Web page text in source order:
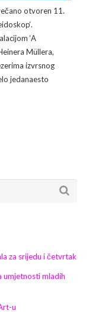
otvoren 11.
‘A
Müllera,
izvrsnog
jedanaesto
za srijedu i četvrtak
umjetnosti mladih
u